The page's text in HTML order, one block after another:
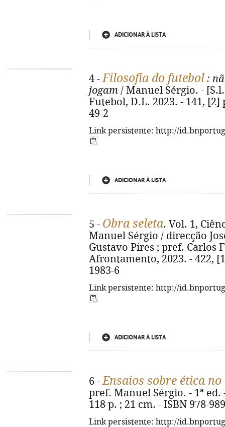
ADICIONAR À LISTA
4 -Filosofia do futebol :
jogam / Manuel Sérgio. -
Futebol, D.L. 2023. - 141, [2]
49-2
Link persistente: http://
ADICIONAR À LISTA
5 - Obra seleta. Vol. 1,
Manuel Sérgio / direcção
Gustavo Pires ; pref. Carlos
Afrontamento, 2023. - 422,
1983-6
Link persistente: http://
ADICIONAR À LISTA
6 -Ensaios sobre ética
pref. Manuel Sérgio. - 1ª
118 p. ; 21 cm. - ISBN 978-
Link persistente: http://